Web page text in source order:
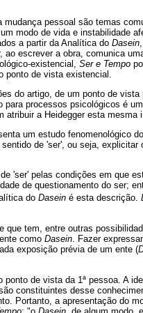
pessoal são temas
modo de vida e instabilidade
a partir da Analítica do Dasein
ao escrever a obra, comunica
existencial, Ser e Tempo
ponto de vista existencial.
do artigo, de um ponto de
para processos psicológicos é
a Heidegger esta mesma
um estudo fenomenológico
de 'ser', ou seja, explicitar
'ser' pelas condições em que
de questionamento do ser;
do Dasein é esta descrição.
tem, entre outras
como Dasein. Fazer
exposição prévia de um ente (
de vista da 1ª pessoa. A
constituintes desse
Portanto, a apresentação do